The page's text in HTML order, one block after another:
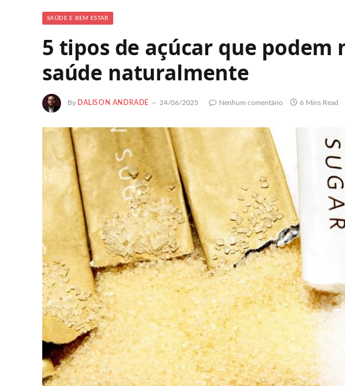
SAÚDE E BEM ESTAR
5 tipos de açúcar que podem
saúde naturalmente
By DALISON ANDRADE 24/06/2025 Nenhum comentário 6 Mins Read